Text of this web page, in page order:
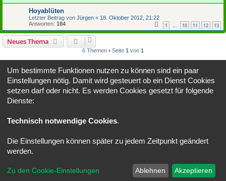
Hoyablüten
Letzter Beitrag von Jürgen « 18. Oktober 2012, 21:22
Antworten: 184 1 … 10 11 12 13
Neues Thema
6 Themen • Seite 1 von 1
Gehe zu
BERECHTIGUNGEN IN DIESEM FORUM
Du darfstkeine
Du darfstkeine
Du darfst deine Beiträge in diesem Forumnicht
Dateianhänge in diesem Forum erstellen.
Portal Foren-Übersicht Alle Zeiten sindUTC+02:00
® Forum Software © phpBB Limited
Deutsche Übersetzung durchphpBB.de
Um bestimmte Funktionen nutzen zu können sind ein paar
Einstellungen nötig. Damit wird gesteuert ob ein Dienst Cookies
setzen darf oder nicht. Es werden Cookies gesetzt für folgende
Dienste:
Technisch notwendige Cookies.
Die Einstellungen können später zu jedem Zeitpunkt geändert
werden.
Zu den Cookie-Einstellungen Ablehnen Akzeptieren